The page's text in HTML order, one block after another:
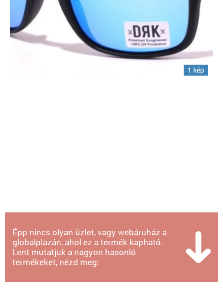
1 kép
Épp nincs olyan üzlet, vagy webáruház a
globalplazán, ahol ez a termék kapható.
Lent mutatjuk a nagyon hasonló
termékeket, nézd meg: